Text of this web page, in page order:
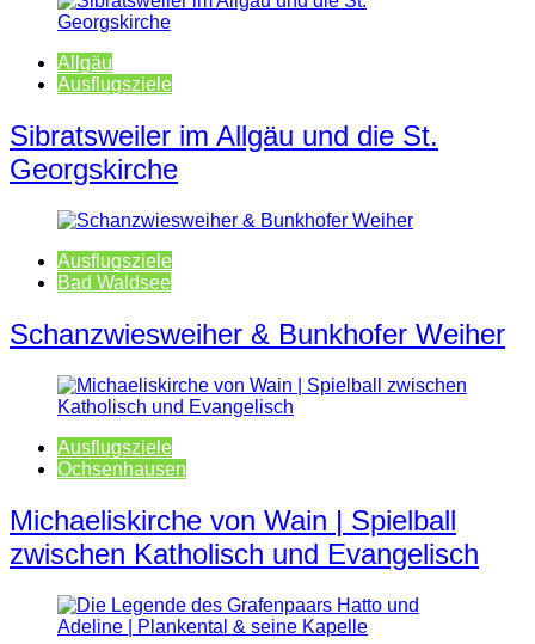
Allgäu
Ausflugsziele
Sibratsweiler im Allgäu und die St.
Georgskirche
Ausflugsziele
Bad Waldsee
Schanzwiesweiher & Bunkhofer Weiher
Ausflugsziele
Ochsenhausen
Michaeliskirche von Wain | Spielball
zwischen Katholisch und Evangelisch